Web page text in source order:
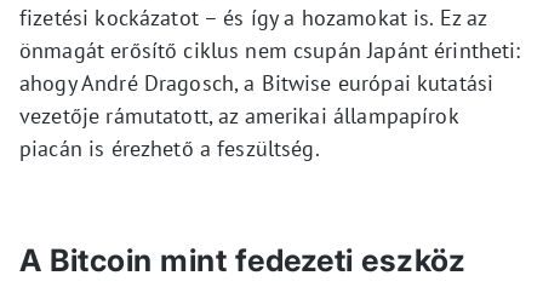
fizetési kockázatot – és így a hozamokat is. Ez az
önmagát erősítő ciklus nem csupán Japánt érintheti:
ahogy André Dragosch, a Bitwise európai kutatási
vezetője rámutatott, az amerikai állampapírok
piacán is érezhető a feszültség.
A Bitcoin mint fedezeti eszköz